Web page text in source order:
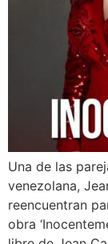
Una de las
venezolana,
reencuentran
obra